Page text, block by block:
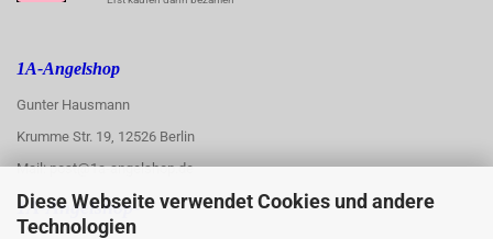
Diese Webseite verwendet Cookies und andere
Technologien
1A-Angelshop
Gunter Hausmann
Krumme Str. 19, 12526 Berlin
Mail: post@1a-angelshop.de
1A-Angelshop-